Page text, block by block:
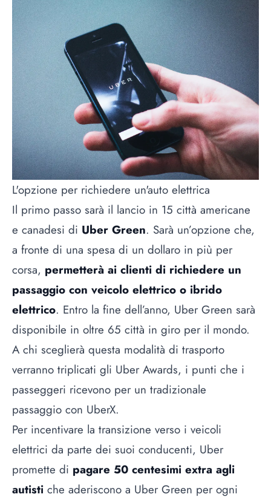
L'opzione per richiedere un'auto elettrica
Il primo passo sarà il lancio in 15 città americane
e canadesi di Uber Green. Sarà un’opzione che,
a fronte di una spesa di un dollaro in più per
corsa, permetterà ai clienti di richiedere un
passaggio con veicolo elettrico o ibrido
elettrico. Entro la fine dell’anno, Uber Green sarà
disponibile in oltre 65 città in giro per il mondo.
A chi sceglierà questa modalità di trasporto
verranno triplicati gli Uber Awards, i punti che i
passeggeri ricevono per un tradizionale
passaggio con UberX.
Per incentivare la transizione verso i veicoli
elettrici da parte dei suoi conducenti, Uber
promette di pagare 50 centesimi extra agli
autisti che aderiscono a Uber Green per ogni